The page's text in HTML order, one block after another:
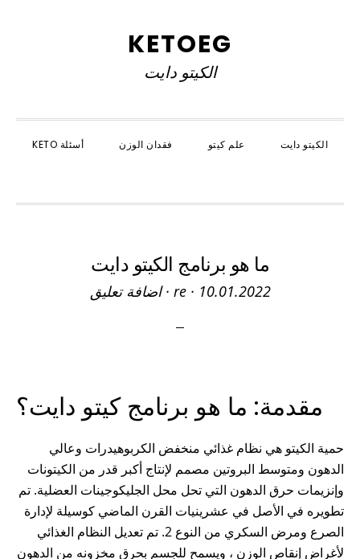
KETOEG
الكيتو دايت
الكيتو دايت علم كيتو فقدان الوزن أسئلة KETO
ما هو برنامج الكيتو دايت
re· 10.01.2022
·اضافة تعليق
مقدمة: ما هو برنامج كيتو دايت؟
حمية الكيتو هي نظام غذائي منخفض الكربوهيدرات وعالي
الدهون ومتوسط البروتين مصمم لإنتاج أكبر قدر من الكيتونات
وإنزيمات حرق الدهون التي تحل محل الجليكوجينات العضلية. تم
تطويره في الأصل في عشرينيات القرن الماضي كوسيلة لإدارة
الصرع ومرض السكري من النوع 2. تم تعديل النظام الغذائي
لأغراض إنقاص الوزن ، ويسمح للجسم بحرق مخزونه من الدهون